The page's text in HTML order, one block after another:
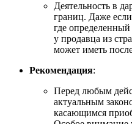
Деятельность в
границ. Даже
где
у продавца из
может иметь
Рекомендация:
Перед любым
актуальным
касающимся